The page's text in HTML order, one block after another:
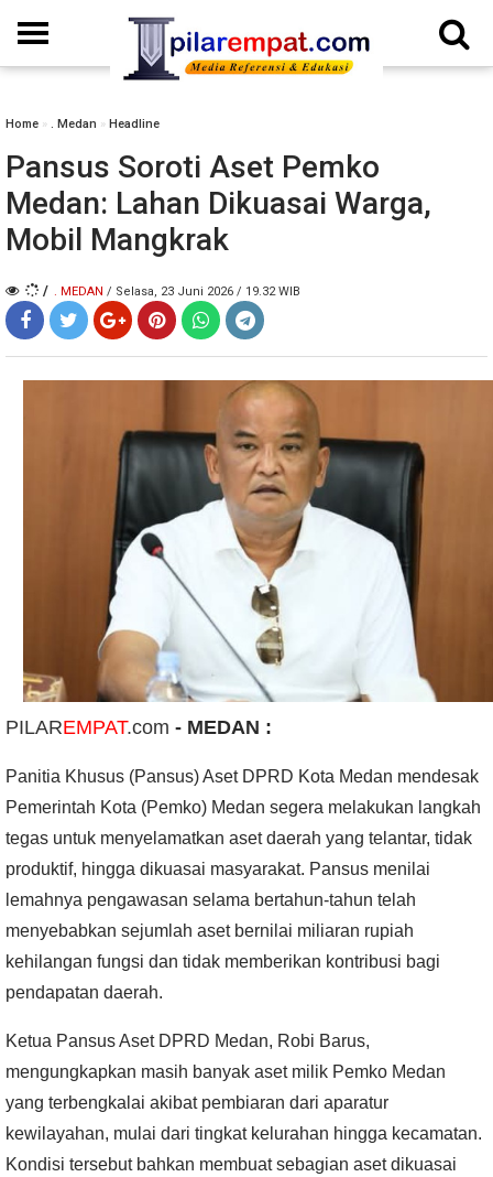
Home » . Medan » Headline
Pansus Soroti Aset Pemko
Medan: Lahan Dikuasai Warga,
Mobil Mangkrak
/ . MEDAN / Selasa, 23 Juni 2026 / 19.32 WIB
PILAREMPAT.com - MEDAN :
Panitia Khusus (Pansus) Aset DPRD Kota Medan mendesak
Pemerintah Kota (Pemko) Medan segera melakukan langkah
tegas untuk menyelamatkan aset daerah yang telantar, tidak
produktif, hingga dikuasai masyarakat. Pansus menilai
lemahnya pengawasan selama bertahun-tahun telah
menyebabkan sejumlah aset bernilai miliaran rupiah
kehilangan fungsi dan tidak memberikan kontribusi bagi
pendapatan daerah.
Ketua Pansus Aset DPRD Medan, Robi Barus,
mengungkapkan masih banyak aset milik Pemko Medan
yang terbengkalai akibat pembiaran dari aparatur
kewilayahan, mulai dari tingkat kelurahan hingga kecamatan.
Kondisi tersebut bahkan membuat sebagian aset dikuasai